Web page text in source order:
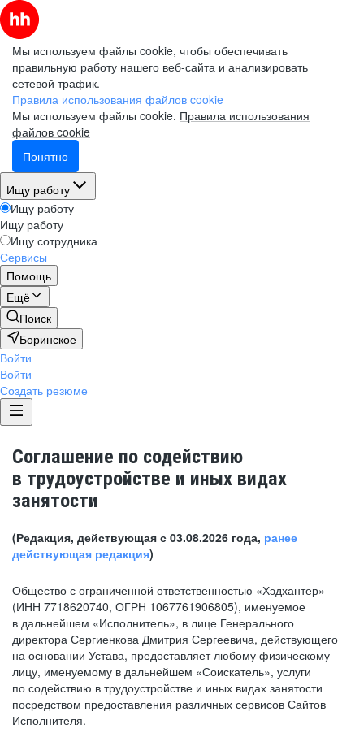
Мы используем файлы cookie, чтобы обеспечивать
правильную работу нашего веб-сайта и анализировать
сетевой трафик.
Правила использования файлов cookie
Мы используем файлы cookie. Правила использования
файлов cookie
Понятно
Ищу работу
Ищу работу
Ищу работу
Ищу сотрудника
Сервисы
Помощь
Ещё
Поиск
Боринское
Войти
Войти
Создать резюме
Соглашение по содействию
в трудоустройстве и иных видах
занятости
(Редакция, действующая с 03.08.2026 года, ранее
действующая редакция)
Общество с ограниченной ответственностью «Хэдхантер»
(ИНН 7718620740, ОГРН 1067761906805), именуемое
в дальнейшем «Исполнитель», в лице Генерального
директора Сергиенкова Дмитрия Сергеевича, действующего
на основании Устава, предоставляет любому физическому
лицу, именуемому в дальнейшем «Соискатель», услуги
по содействию в трудоустройстве и иных видах занятости
посредством предоставления различных сервисов Сайтов
Исполнителя.